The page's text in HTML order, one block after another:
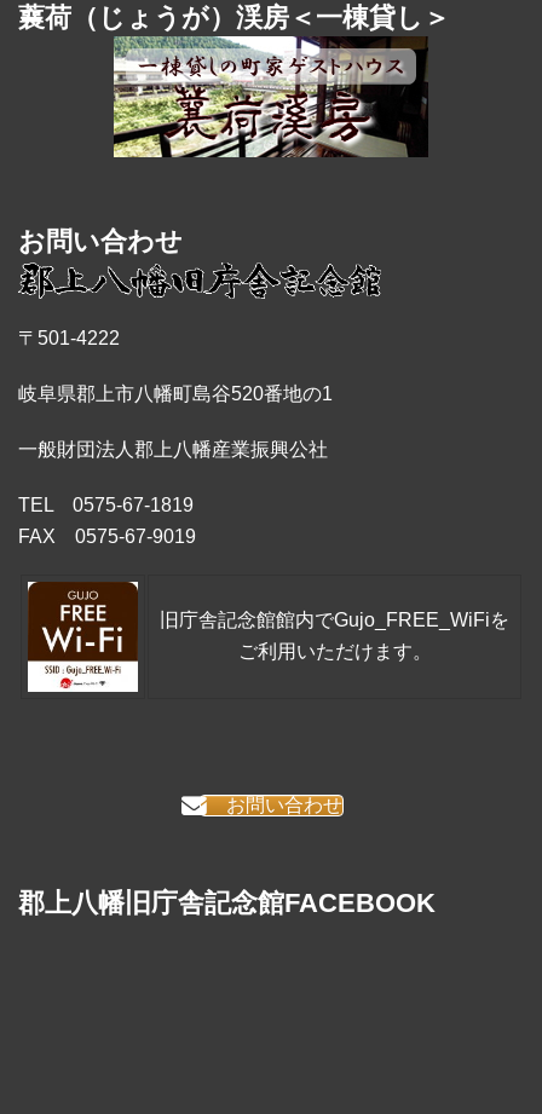
蘘荷（じょうが）渓房＜一棟貸し＞
お問い合わせ
〒501-4222
岐阜県郡上市八幡町島谷520番地の1
一般財団法人郡上八幡産業振興公社
TEL 0575-67-1819
FAX 0575-67-9019
旧庁舎記念館館内でGujo_FREE_WiFiを
ご利用いただけます。
お問い合わせ
郡上八幡旧庁舎記念館FACEBOOK